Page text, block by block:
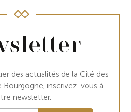
des actualités de la Cité des
Bourgogne, inscrivez-vous à
newsletter.